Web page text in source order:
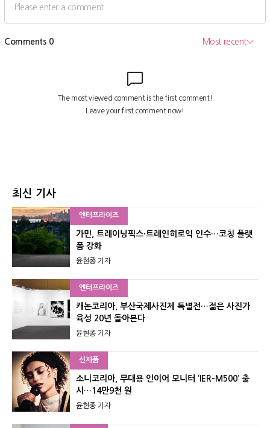
최신 기사
엔터프라이즈
가민, 트레이닝픽스·트레인히로익 인수…코칭 플랫
폼 강화
윤현종 기자
엔터프라이즈
캐논코리아, 부산국제사진제 특별전…젊은 사진가
육성 20년 돌아본다
윤현종 기자
신제품
소니코리아, 무대용 인이어 모니터 ‘IER-M500’ 출
시…14만9천 원
윤현종 기자